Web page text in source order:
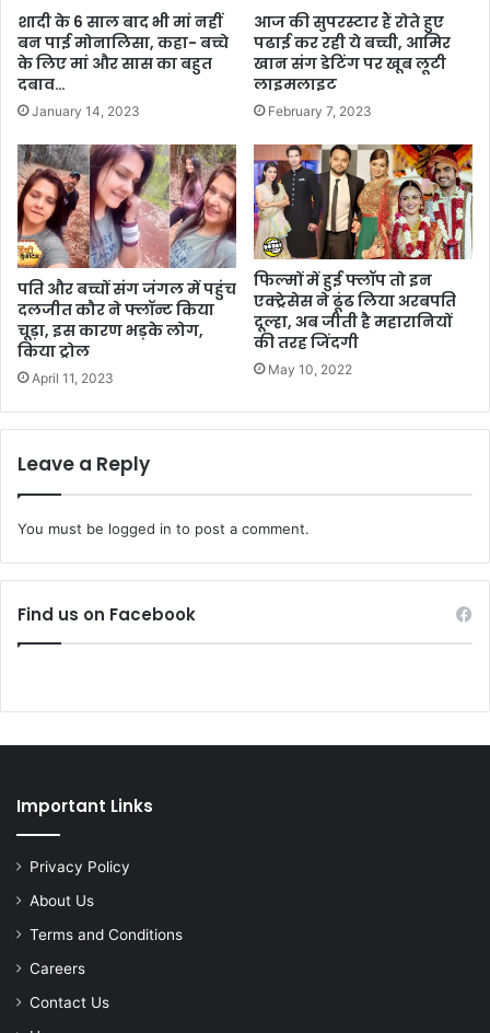
शादी के 6 साल बाद भी मां नहीं
बन पाई मोनालिसा, कहा- बच्चे
के लिए मां और सास का बहुत
दबाव…
January 14, 2023
आज की सुपरस्टार हैं रोते हुए
पढाई कर रही ये बच्ची, आमिर
खान संग डेटिंग पर खूब लूटी
लाइमलाइट
February 7, 2023
पति और बच्चों संग जंगल में पहुंच
दलजीत कौर ने फ्लॉन्ट किया
चूड़ा, इस कारण भड़के लोग,
किया ट्रोल
April 11, 2023
फिल्मों में हुई फ्लॉप तो इन
एक्ट्रेसेस ने ढूंढ लिया अरबपति
दूल्हा, अब जीती है महारानियों
की तरह जिंदगी
May 10, 2022
Leave a Reply
You must be logged in to post a comment.
Find us on Facebook
Important Links
Privacy Policy
About Us
Terms and Conditions
Careers
Contact Us